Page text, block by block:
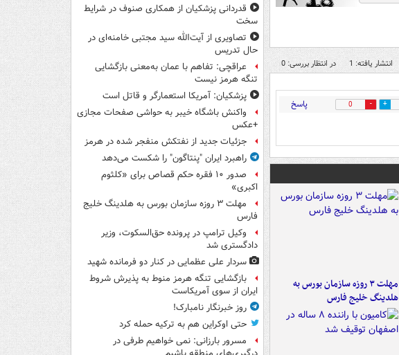
انتشار یافته: 1 در انتظار بررسی: 0
0 پاسخ
مهلت ۳ روزه سازمان بورس به
هلدینگ خلیج فارس
قدردانی پزشکیان از همکاری صنوف در شرایط
سخت
تصاویری از آیت‌الله سید مجتبی خامنه‌ای در
حال تدریس
عراقچی: تفاهم با عمان به‌معنی بازگشایی
تنگه هرمز نیست
پزشکیان: آمریکا استعمارگر و قاتل است
واکنش باشگاه خیبر به حواشی صفحات مجازی
+عکس
جزئیات جدید از نفتکش منفجر شده در هرمز
راهبرد ایران "پنتاگون" را شکست می‌دهد
صدور ۱۰ فقره حکم قصاص برای «کلثوم
اکبری»
مهلت ۳ روزه سازمان بورس به هلدینگ خلیج
فارس
وکیل ترامپ در پرونده حق‌السکوت، وزیر
دادگستری شد
سردار علی عظمایی در کنار دو فرمانده شهید
بازگشایی تنگه هرمز منوط به پذیرش شروط
ایران از سوی آمریکاست
روز خبرنگار نامبارک!
حتی اوکراین هم به ترکیه حمله کرد
مسرور بارزانی: نمی خواهیم طرفی در